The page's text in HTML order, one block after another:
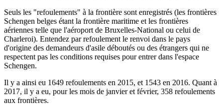
Seuls les "refoulements" à la frontière sont enregistrés (les frontières
Schengen belges étant la frontière maritime et les frontières
aériennes telle que l'aéroport de Bruxelles-National ou celui de
Charleroi). Entendez par refoulement le renvoi dans le pays
d'origine des demandeurs d'asile déboutés ou des étrangers qui ne
respectent pas les conditions requises pour entrer dans l'espace
Schengen.
Il y a ainsi eu 1649 refoulements en 2015, et 1543 en 2016. Quant à
2017, il y a eu, pour les mois de janvier et février, 358 refoulements
aux frontières.